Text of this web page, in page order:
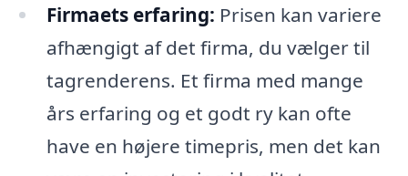
Firmaets erfaring: Prisen kan variere
afhængigt af det firma, du vælger til
tagrenderens. Et firma med mange
års erfaring og et godt ry kan ofte
have en højere timepris, men det kan